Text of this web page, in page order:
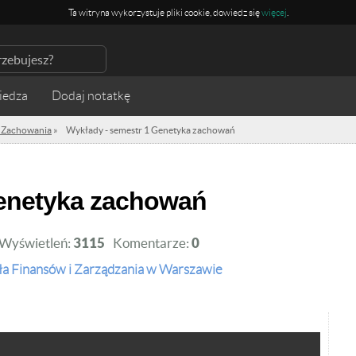
Ta witryna wykorzystuje pliki cookie, dowiedz sięwięcej
» Wykłady - semestr 1 Genetyka zachowań
zachowań
3115 Komentarze: 0
Finansów i Zarządzania w Warszawie